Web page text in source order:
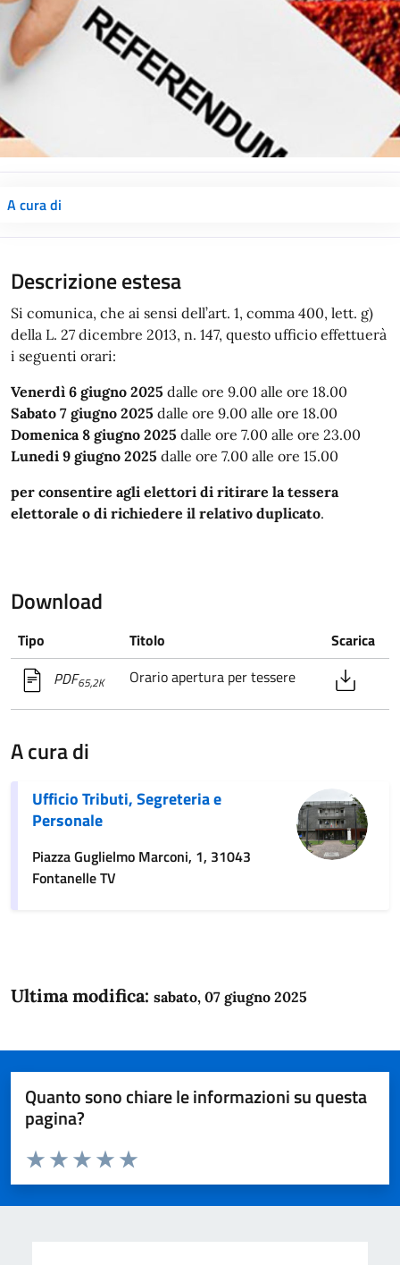
A cura di
Descrizione estesa
Si comunica, che ai sensi dell’art. 1, comma 400, lett. g)
della L. 27 dicembre 2013, n. 147, questo ufficio effettuerà
i seguenti orari:
Venerdì 6 giugno 2025 dalle ore 9.00 alle ore 18.00
Sabato 7 giugno 2025 dalle ore 9.00 alle ore 18.00
Domenica 8 giugno 2025 dalle ore 7.00 alle ore 23.00
Lunedi 9 giugno 2025 dalle ore 7.00 alle ore 15.00
per consentire agli elettori di ritirare la tessera
elettorale o di richiedere il relativo duplicato.
Download
Tipo Titolo
Scarica
PDF65,2K Orario apertura per tessere
A cura di
Ufficio Tributi, Segreteria e
Personale
Piazza Guglielmo Marconi, 1, 31043
Fontanelle TV
Ultima modifica: sabato, 07 giugno 2025
Quanto sono chiare le informazioni su questa
pagina?
Domanda
Valuta da 1 a 5 stelle la pagina
Valuta 5 stelle su 5
Valuta 4 stelle su 5
Valuta 3 stelle su 5
Valuta 2 stelle su 5
Valuta 1 stelle su 5